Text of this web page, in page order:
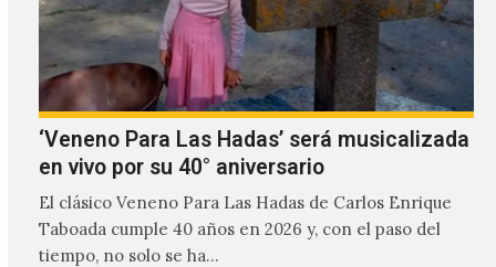
‘Veneno Para Las Hadas’ será musicalizada
en vivo por su 40° aniversario
El clásico Veneno Para Las Hadas de Carlos Enrique
Taboada cumple 40 años en 2026 y, con el paso del
tiempo, no solo se ha…